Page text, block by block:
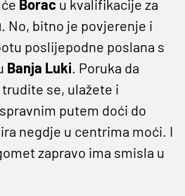
Borac u kvalifikacije za
. No, bitno je povjerenje i
poslijepodne poslana s
Banja Luki. Poruka da
se, ulažete i
putem doći do
negdje u centrima moći. I
zapravo ima smisla u